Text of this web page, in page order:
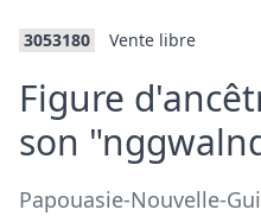
3053180 Vente libre
Figure
son
Papouasie-Nouvelle-